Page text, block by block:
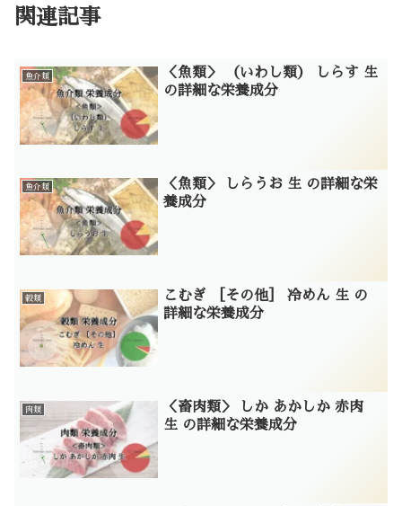
関連記事
魚介類
＜魚類＞ （いわし類） しらす 生
の詳細な栄養成分
魚介類
＜魚類＞ しらうお 生 の詳細な栄
養成分
穀類
こむぎ ［その他］ 冷めん 生 の
詳細な栄養成分
肉類
＜畜肉類＞ しか あかしか 赤肉
生 の詳細な栄養成分